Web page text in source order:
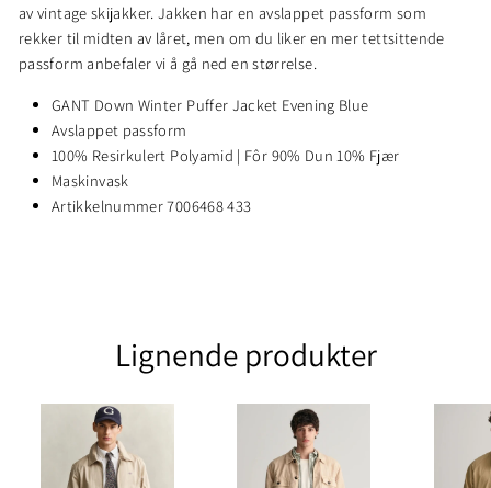
av vintage skijakker. Jakken har en avslappet passform som
rekker til midten av låret, men om du liker en mer tettsittende
passform anbefaler vi å gå ned en størrelse.
GANT Down Winter Puffer Jacket Evening Blue
Avslappet passform
100% Resirkulert Polyamid | Fôr 90% Dun 10% Fjær
Maskinvask
Artikkelnummer 7006468 433
Lignende produkter